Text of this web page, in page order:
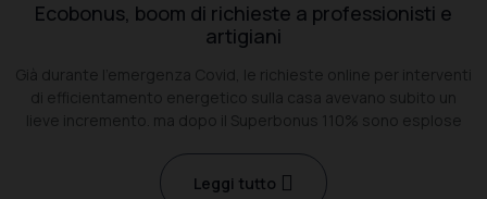
Ecobonus, boom di richieste a professionisti e
artigiani
Già durante l’emergenza Covid, le richieste online per interventi
di efficientamento energetico sulla casa avevano subito un
lieve incremento. ma dopo il Superbonus 110% sono esplose
Leggi tutto